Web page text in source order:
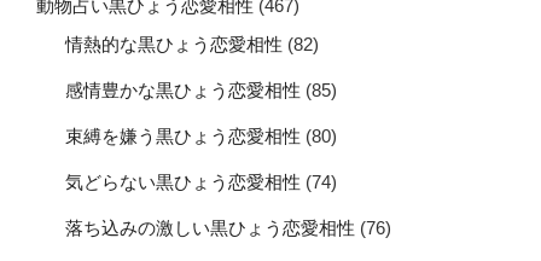
動物占い黒ひょう恋愛相性 (467)
情熱的な黒ひょう恋愛相性 (82)
感情豊かな黒ひょう恋愛相性 (85)
束縛を嫌う黒ひょう恋愛相性 (80)
気どらない黒ひょう恋愛相性 (74)
落ち込みの激しい黒ひょう恋愛相性 (76)